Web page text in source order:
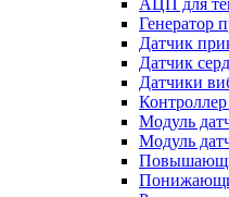
АЦП для
Генератор
Датчик
Датчик
Датчики
Модуль
Модуль